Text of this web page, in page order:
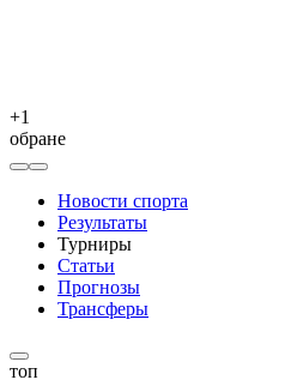
+1
обране
Новости спорта
Результаты
Турниры
Статьи
Прогнозы
Трансферы
топ